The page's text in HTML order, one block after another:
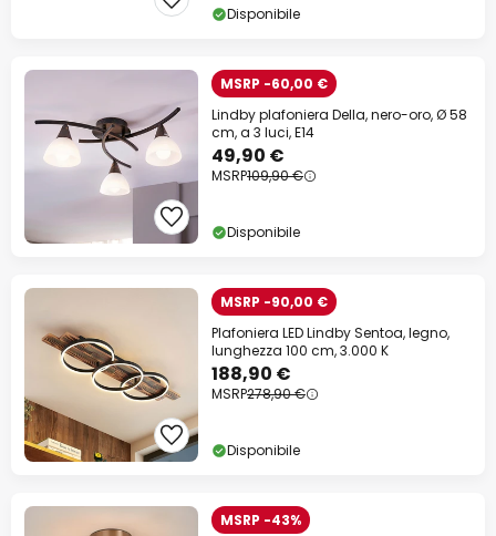
Disponibile
MSRP -60,00 €
Lindby plafoniera Della, nero-oro, Ø 58
cm, a 3 luci, E14
49,90 €
MSRP109,90 €
Disponibile
MSRP -90,00 €
Plafoniera LED Lindby Sentoa, legno,
lunghezza 100 cm, 3.000 K
188,90 €
MSRP278,90 €
Disponibile
MSRP -43%